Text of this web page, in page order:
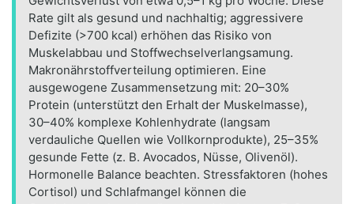
Rate gilt als gesund und nachhaltig; aggressivere
Defizite (>700 kcal) erhöhen das Risiko von
Muskelabbau und Stoffwechselverlangsamung.
Makronährstoffverteilung optimieren. Eine
ausgewogene Zusammensetzung mit: 20–30%
Protein (unterstützt den Erhalt der Muskelmasse),
30–40% komplexe Kohlenhydrate (langsam
verdauliche Quellen wie Vollkornprodukte), 25–35%
gesunde Fette (z. B. Avocados, Nüsse, Olivenöl).
Hormonelle Balance beachten. Stressfaktoren (hohes
Cortisol) und Schlafmangel können die